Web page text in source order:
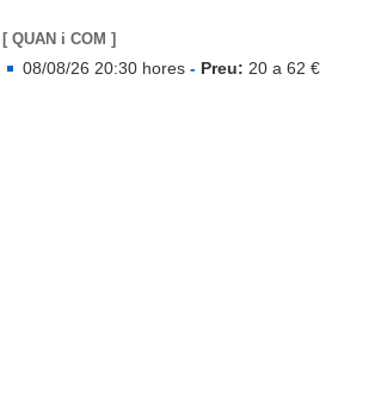
[ QUAN i COM ]
08/08/26 20:30 hores - Preu: 20 a 62 €